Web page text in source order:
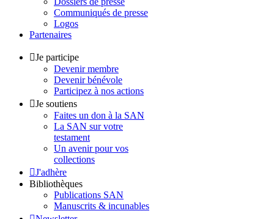
Communiqués de presse
Logos
Partenaires
Je participe
Devenir membre
Devenir bénévole
Participez à nos actions
Je soutiens
Faites un don à la SAN
La SAN sur votre
testament
Un avenir pour vos
collections
J'adhère
Bibliothèques
Publications SAN
Manuscrits & incunables